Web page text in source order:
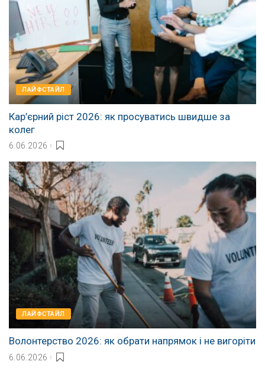
ЛАЙФСТАЙЛ
Кар’єрний ріст 2026: як просуватись швидше за
колег
6.06.2026
ЛАЙФСТАЙЛ
Волонтерство 2026: як обрати напрямок і не вигоріти
6.06.2026